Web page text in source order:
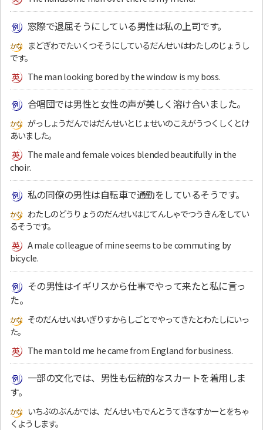
窓際で退屈そうにしている男性は私の上司です。
まどぎわでたいくつそうにしているだんせいはわたしのじょうし
です。
The man looking bored by the window is my boss.
合唱団では男性と女性の声が美しく溶け合いました。
がっしょうだんではだんせいとじょせいのこえがうつくしくとけ
あいました。
The male and female voices blended beautifully in the
choir.
私の同僚の男性は自転車で通勤をしているそうです。
わたしのどうりょうのだんせいはじてんしゃでつうきんをしてい
るそうです。
A male colleague of mine seems to be commuting by
bicycle.
その男性はイギリスから仕事でやって来たと私に言っ
た。
そのだんせいはいぎりすからしごとでやってきたとわたしにいっ
た。
The man told me he came from England for business.
一部の文化では、男性も伝統的なスカートを着用しま
す。
いちぶのぶんかでは、だんせいもでんとうてきなすかーとをちゃ
くようします。